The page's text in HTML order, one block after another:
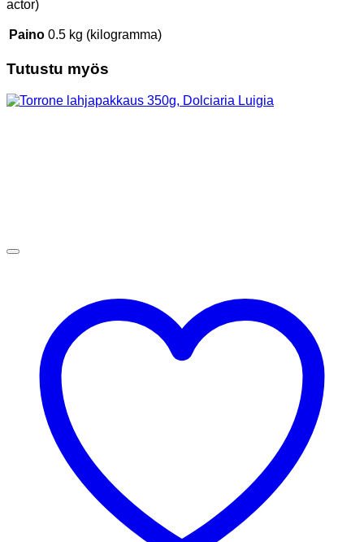
actor)
Paino 0.5 kg (kilogramma)
Tutustu myös